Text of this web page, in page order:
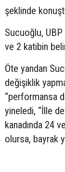
şeklinde
Sucuoğlu, UBP
ve 2 katibin
Öte yandan
değişiklik
“performansa
yineledi, “İlle
kanadında 24
olursa, bayrak